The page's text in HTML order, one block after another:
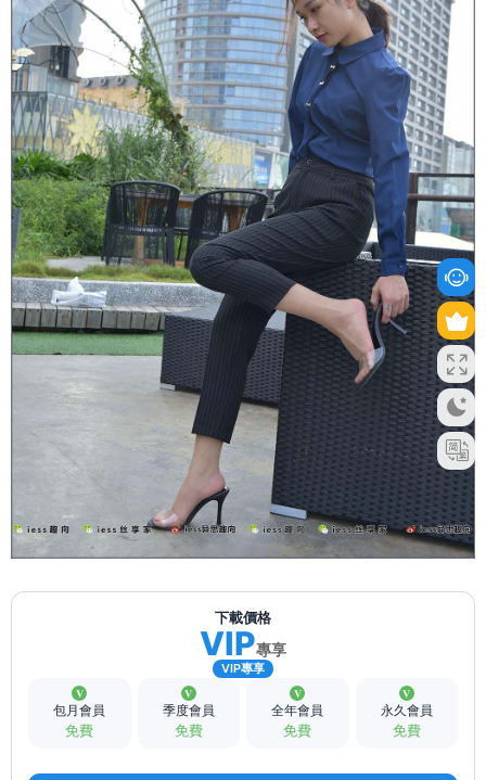
下載價格
VIP專享
VIP專享
包月會員
免費
季度會員
免費
全年會員
免費
永久會員
免費